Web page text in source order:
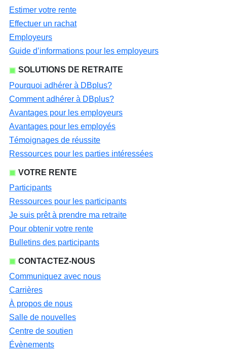
Estimer votre rente
Effectuer un rachat
Employeurs
Guide d’informations pour les employeurs
SOLUTIONS DE RETRAITE
Pourquoi adhérer à DBplus?
Comment adhérer à DBplus?
Avantages pour les employeurs
Avantages pour les employés
Témoignages de réussite
Ressources pour les parties intéressées
VOTRE RENTE
Participants
Ressources pour les participants
Je suis prêt à prendre ma retraite
Pour obtenir votre rente
Bulletins des participants
CONTACTEZ-NOUS
Communiquez avec nous
Carrières
À propos de nous
Salle de nouvelles
Centre de soutien
Évènements